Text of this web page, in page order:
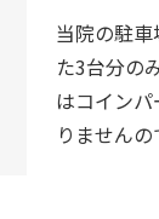
当院の駐
た3台分の
はコイン
りません